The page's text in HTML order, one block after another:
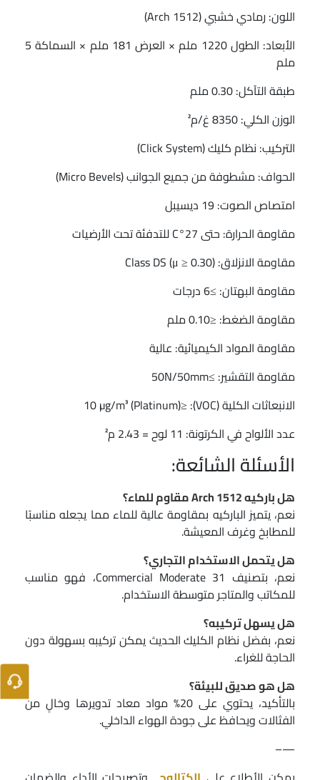
اللون: رمادي خشبي (Arch 1512)
الأبعاد: الطول 1220 ملم × العرض 181 ملم × السماكة 5
ملم
طبقة التآكل: 0.30 ملم
الوزن الكلي: 8350 غ/م²
التركيب: نظام كليك (Click System)
الحواف: مشطوفة من جميع الجوانب (Micro Bevels)
امتصاص الصوت: 19 ديسيبل
مقاومة الحرارة: حتى 27°C للتدفئة تحت الأرضيات
مقاومة الانزلاق: Class DS (μ ≥ 0.30)
مقاومة البهتان: ≥6 درجات
مقاومة الضغط: ≤0.10 ملم
مقاومة المواد الكيميائية: عالية
مقاومة التقشير: ≥50N/50mm
الانبعاثات الكلية (VOC): ≤10 µg/m³ (Platinum)
عدد الألواح في الكرتونة: 11 لوح = 2.43 م²
الأسئلة الشائعة:
هل باركيه Arch 1512 مقاوم للماء؟
نعم، يتميز الباركيه بمقاومة عالية للماء مما يجعله مناسبًا
للمطابخ وغرف المعيشة.
هل يتحمل الاستخدام التجاري؟
نعم، بتصنيف 31 Commercial Moderate، فهو مناسب
للمكاتب والمتاجر متوسطة الاستخدام.
هل يسهل تركيبه؟
نعم، بفضل نظام الكليك الحديث يمكن تركيبه بسهولة دون
الحاجة للغراء.
هل هو صديق للبيئة؟
بالتأكيد، يحتوي على 20% مواد معاد تدويرها وخالٍ من
الفثالات ويحافظ على جودة الهواء الداخلي.
—–